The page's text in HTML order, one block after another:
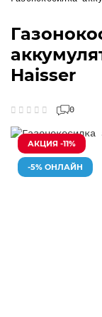
Haisser
0
АКЦИЯ -11%
-5% ОНЛАЙН